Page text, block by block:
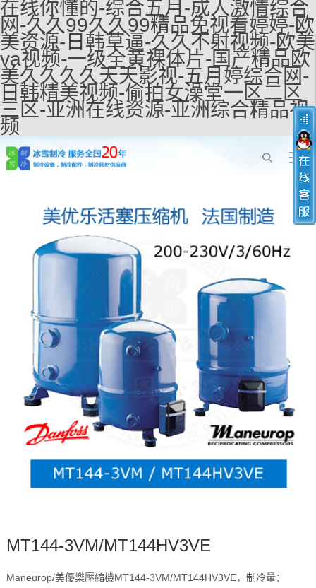
在线你懂的-综合五月-成人激情综合
网-久久99久久99精品免视看婷婷-欧
美资源-日韩草逼-久久不射视频-欧美
va视频-一级全黄裸体片-国产精品欧
美久久久久天天影视-五月婷综合网-
日韩精美视频-偷拍女澡堂一区二区
三区-亚洲在线资源-亚洲综合精品视
频
MT144-3VM/MT144HV3VE
Maneurop/美優樂壓縮機MT144-3VM/MT144HV3VE，制冷量：